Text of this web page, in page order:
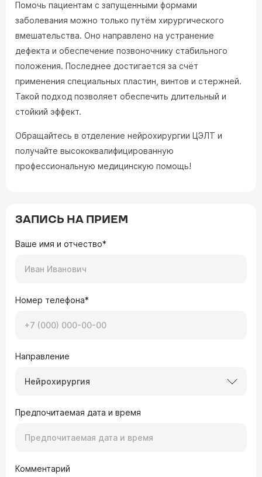
Помочь пациентам с запущенными формами
заболевания можно только путём хирургического
вмешательства. Оно направлено на устранение
дефекта и обеспечение позвоночнику стабильного
положения. Последнее достигается за счёт
применения специальных пластин, винтов и стержней.
Такой подход позволяет обеспечить длительный и
стойкий эффект.
Обращайтесь в отделение нейрохирургии ЦЭЛТ и
получайте высококвалифицированную
профессиональную медицинскую помощь!
ЗАПИСЬ НА ПРИЕМ
Ваше имя и отчество*
Номер телефона*
Направление
Нейрохирургия
Предпочитаемая дата и время
Комментарий